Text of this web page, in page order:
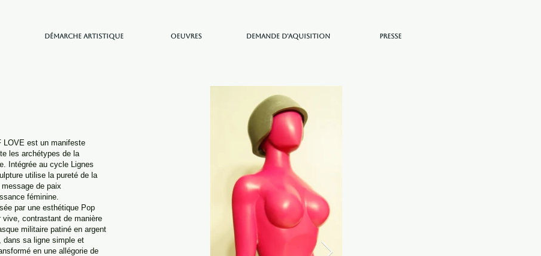
Démarche artistique Oeuvres Demande d'aquisition Presse
LOVE est un manifeste
les archétypes de la
Intégrée au cycle Lignes
utilise la pureté de la
de paix
féminine.
par une esthétique Pop
contrastant de manière
militaire patiné en argent
dans sa ligne simple et
en une allégorie de